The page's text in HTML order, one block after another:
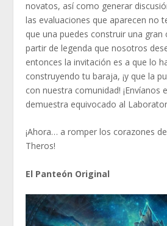
novatos, así como generar
las evaluaciones que aparecen no
que una puedes construir una gran
partir de legenda que nosotros
entonces la invitación es a que lo
construyendo tu baraja, ¡y que la
con nuestra comunidad! ¡Envíanos
demuestra equivocado al
¡Ahora… a romper los corazones
Theros!
El Panteón Original